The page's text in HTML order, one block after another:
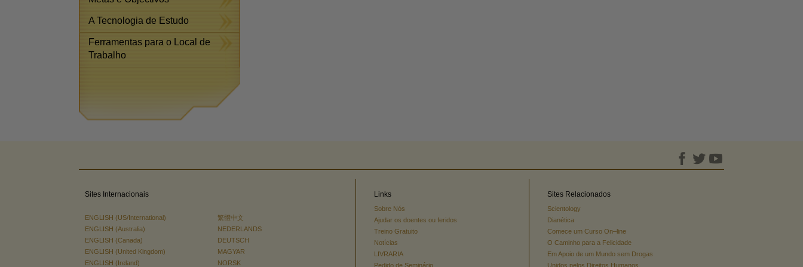
A Tecnologia de Estudo
Ferramentas para o Local de
Trabalho
Sites Internacionais
ENGLISH (US/International)
ENGLISH (Australia)
ENGLISH (Canada)
ENGLISH (United Kingdom)
ENGLISH (Ireland)
繁體中文
NEDERLANDS
DEUTSCH
MAGYAR
NORSK
Links
Sobre Nós
Ajudar os doentes ou feridos
Treino Gratuito
Notícias
LIVRARIA
Pedido de Seminário
Sites Relacionados
Scientology
Dianética
Comece um Curso On–line
O Caminho para a Felicidade
Em Apoio de um Mundo sem Drogas
Unidos pelos Direitos Humanos